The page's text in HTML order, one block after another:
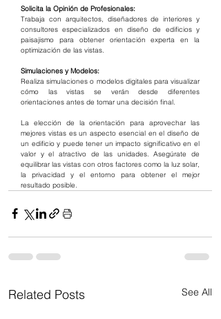
Solicita la Opinión de Profesionales:
Trabaja con arquitectos, diseñadores de interiores y
consultores especializados en diseño de edificios y
paisajismo para obtener orientación experta en la
optimización de las vistas.
Simulaciones y Modelos:
Realiza simulaciones o modelos digitales para visualizar
cómo las vistas se verán desde diferentes
orientaciones antes de tomar una decisión final.
La elección de la orientación para aprovechar las
mejores vistas es un aspecto esencial en el diseño de
un edificio y puede tener un impacto significativo en el
valor y el atractivo de las unidades. Asegúrate de
equilibrar las vistas con otros factores como la luz solar,
la privacidad y el entorno para obtener el mejor
resultado posible.
Related Posts See All